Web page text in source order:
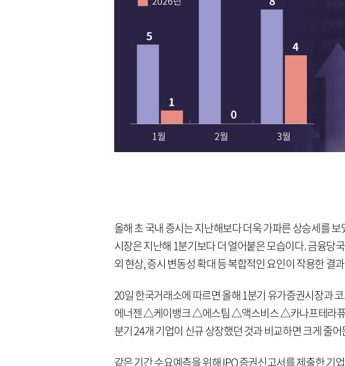
올해 초 국내 증시는 지난해보다 더욱 가파른 상승세를
시장은 지난해 1분기보다 더 얼어붙은 모습이다. 금융당
외 현상, 증시 변동성 확대 등 복합적인 요인이 작용한 결
20일 한국거래소에 따르면 올해 1분기 유가증권시장과
에너젠 △케이뱅크 △에스팀 △액스비스 △카나프테라퓨
분기 24개 기업이 신규 상장했던 것과 비교하면 크게 줄
같은 기간 수요예측을 위해 IPO 증권신고서를 제출한 기